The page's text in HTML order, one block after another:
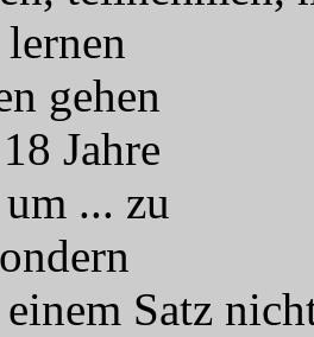
gehen
Jahre
... zu
Satz